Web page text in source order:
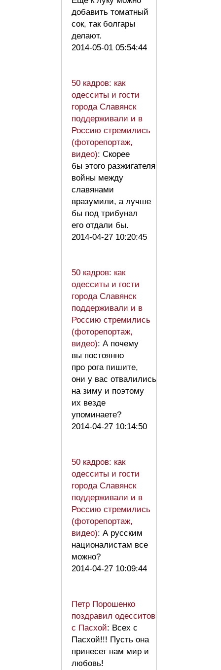
добавить томатный
сок, так болгары
делают.
2014-05-01 05:54:44
50 кадров: как
одесситы и гости
города Славянск
поддерживали и в
Россию стремились
(фоторепортаж,
видео): Скорее
бы этого разжигателя
войны между
славянами
вразумили, а лучше
бы под трибунал
его отдали бы.
2014-04-27 10:20:45
50 кадров: как
одесситы и гости
города Славянск
поддерживали и в
Россию стремились
(фоторепортаж,
видео): А почему
вы постоянно
про рога пишите,
они у вас отвалились
на зиму и поэтому
их везде
упоминаете?
2014-04-27 10:14:50
50 кадров: как
одесситы и гости
города Славянск
поддерживали и в
Россию стремились
(фоторепортаж,
видео): А русским
националистам все
можно?
2014-04-27 10:09:44
Петр Порошенко
поздравил одесситов
с Пасхой: Всех с
Пасхой!!! Пусть она
принесет нам мир и
любовь!